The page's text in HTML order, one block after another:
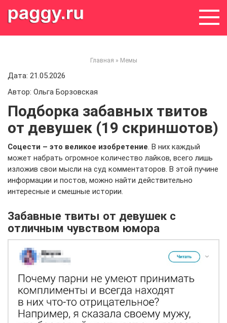
Главная » Мемы
Дата: 21.05.2026
Автор: Ольга Борзовская
Подборка забавных твитов
от девушек (19 скриншотов)
Соцести – это великое изобретение. В них каждый
может набрать огромное количество лайков, всего лишь
изложив свои мысли на суд комментаторов. В этой пучине
информации и постов, можно найти действительно
интересные и смешные истории.
Забавные твиты от девушек с
отличным чувством юмора